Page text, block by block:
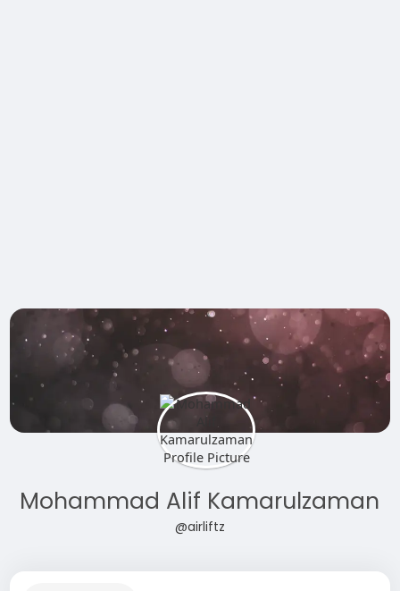
Mohammad Alif Kamarulzaman
@airliftz